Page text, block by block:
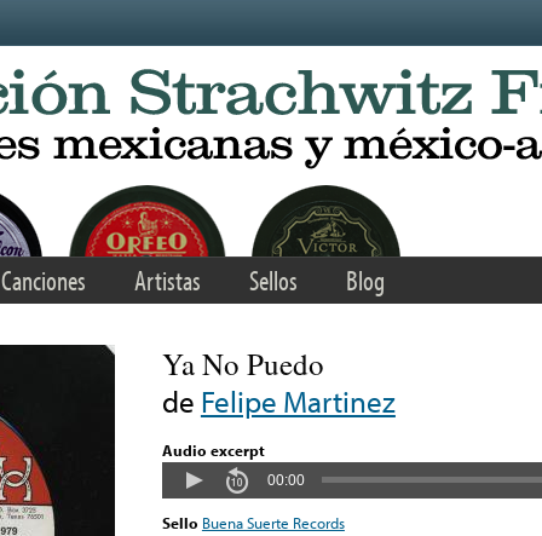
Canciones Artistas Sellos Blog
Ya No Puedo
de Felipe Martinez
Audio excerpt
00:00
Sello Buena Suerte Records